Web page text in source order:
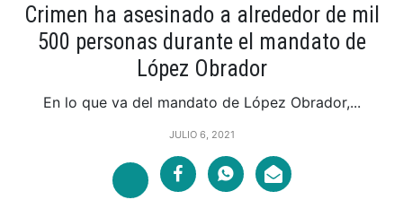
Crimen ha asesinado a alrededor de mil
500 personas durante el mandato de
López Obrador
En lo que va del mandato de López Obrador,...
JULIO 6, 2021